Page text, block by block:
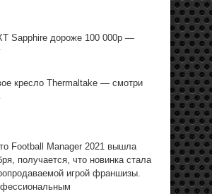
Sapphire дороже 100 000р —
кресло Thermaltake — смотри
Football Manager 2021 вышла
получается, что новинка стала
игрой франшизы.